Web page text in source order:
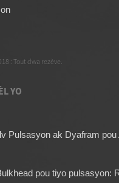
: Tout dwa rezève.
YO
Pulsasyon ak Dyafram pou
pou tiyo pulsasyon: